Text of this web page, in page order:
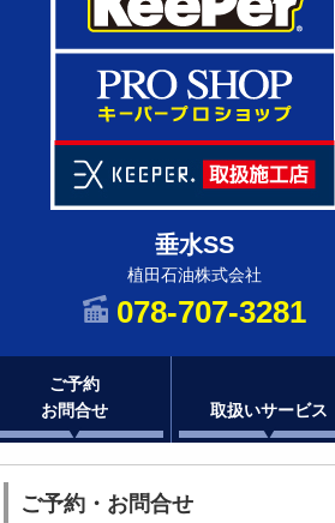
垂水SS
植田石油株式会社
078-707-3281
ご予約
お問合せ
取扱いサービス
ご予約・お問合せ